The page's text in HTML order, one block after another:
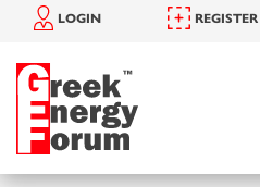
LOGIN REGISTER